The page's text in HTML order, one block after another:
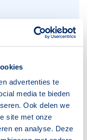
advertenties te
media te bieden
Ook delen we
site met onze
en analyse. Deze
25
90
135